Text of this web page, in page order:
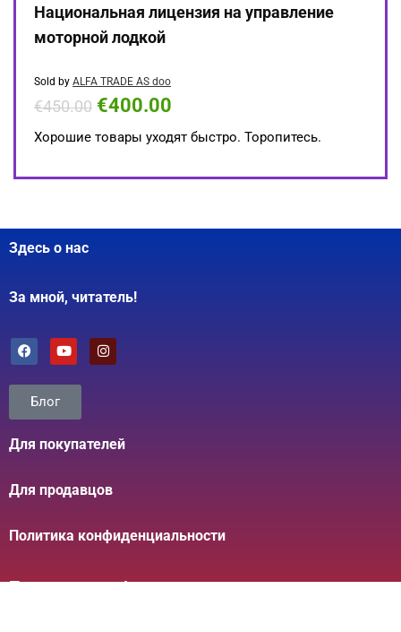
Национальная лицензия на управление
моторной лодкой
Sold by ALFA TRADE AS doo
€450.00 €400.00
Хорошие товары уходят быстро. Торопитесь.
Здесь о нас
За мной, читатель!
Блог
Для покупателей
Для продавцов
Политика конфиденциальности
Позвоните нам!